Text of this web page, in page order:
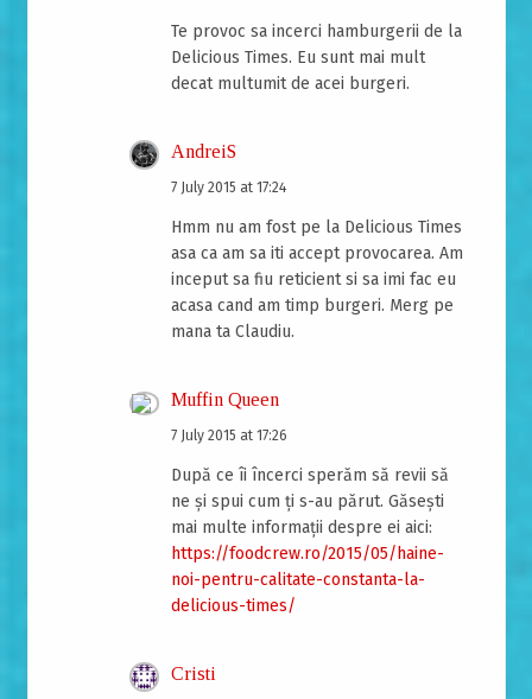
Te provoc sa incerci hamburgerii de la
Delicious Times. Eu sunt mai mult
decat multumit de acei burgeri.
AndreiS
7 July 2015 at 17:24
Hmm nu am fost pe la Delicious Times
asa ca am sa iti accept provocarea. Am
inceput sa fiu reticient si sa imi fac eu
acasa cand am timp burgeri. Merg pe
mana ta Claudiu.
Muffin Queen
7 July 2015 at 17:26
După ce îi încerci sperăm să revii să
ne și spui cum ți s-au părut. Găsești
mai multe informații despre ei aici:
https://foodcrew.ro/2015/05/haine-
noi-pentru-calitate-constanta-la-
delicious-times/
Cristi